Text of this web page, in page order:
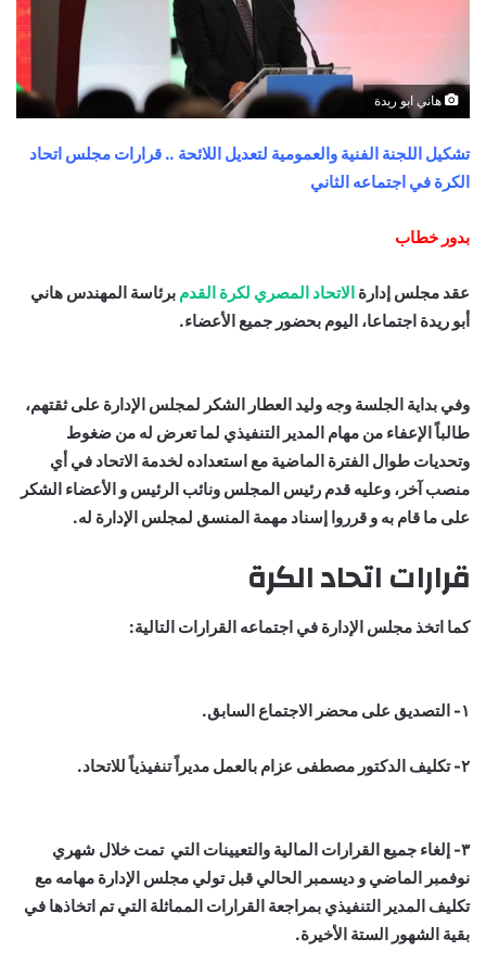
هاني ابو ريدة
تشكيل اللجنة الفنية والعمومية لتعديل اللائحة .. قرارات مجلس اتحاد
الكرة في اجتماعه الثاني
بدور خطاب
عقد مجلس إدارة الاتحاد المصري لكرة القدم برئاسة المهندس هاني
أبو ريدة اجتماعا، اليوم بحضور جميع الأعضاء.
وفي بداية الجلسة وجه وليد العطار الشكر لمجلس الإدارة على ثقتهم،
طالباً الإعفاء من مهام المدير التنفيذي لما تعرض له من ضغوط
وتحديات طوال الفترة الماضية مع استعداده لخدمة الاتحاد في أي
منصب آخر، وعليه قدم رئيس المجلس ونائب الرئيس و الأعضاء الشكر
على ما قام به و قرروا إسناد مهمة المنسق لمجلس الإدارة له.
قرارات اتحاد الكرة
كما اتخذ مجلس الإدارة في اجتماعه القرارات التالية:
١- التصديق على محضر الاجتماع السابق.
٢- تكليف الدكتور مصطفى عزام بالعمل مديراً تنفيذياً للاتحاد.
٣- إلغاء جميع القرارات المالية والتعيينات التي تمت خلال شهري
نوفمبر الماضي و ديسمبر الحالي قبل تولي مجلس الإدارة مهامه مع
تكليف المدير التنفيذي بمراجعة القرارات المماثلة التي تم اتخاذها في
بقية الشهور الستة الأخيرة.